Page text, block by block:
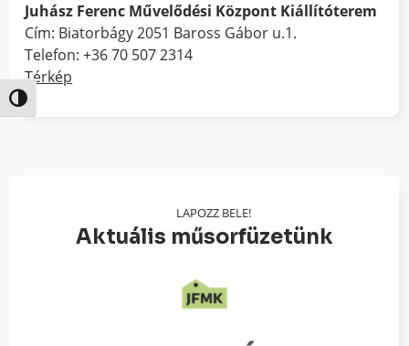
Nagy kontraszt váltása
Juhász Ferenc Művelődési Központ Kiállítóterem
Cím: Biatorbágy 2051 Baross Gábor u.1.
Telefon: +36 70 507 2314
Térkép
LAPOZZ BELE!
Aktuális műsorfüzetünk